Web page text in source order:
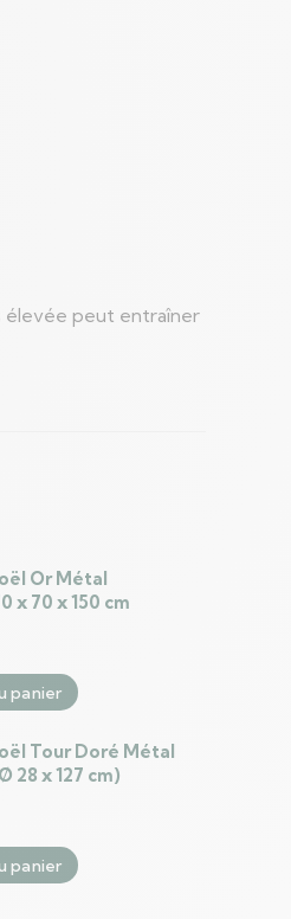
élevée peut entraîner
Or Métal
x 70 x 150 cm
panier
Tour Doré Métal
28 x 127 cm)
panier